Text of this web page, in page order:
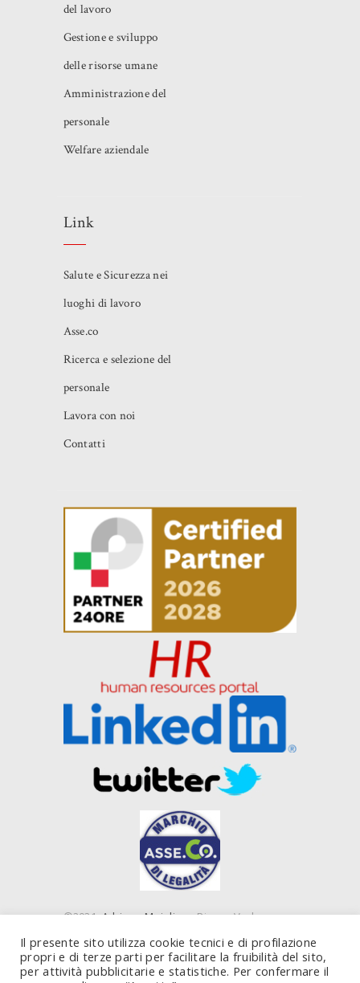
del lavoro
Gestione e sviluppo
delle risorse umane
Amministrazione del
personale
Welfare aziendale
Link
Salute e Sicurezza nei
luoghi di lavoro
Asse.co
Ricerca e selezione del
personale
Lavora con noi
Contatti
©2021Adriano Majolino- Piazza Verbano,
20124 Milano (MI) - P. IVA 10843450585
Il presente sito utilizza cookie tecnici e di profilazione
propri e di terze parti per facilitare la fruibilità del sito,
per attività pubblicitarie e statistiche. Per confermare il